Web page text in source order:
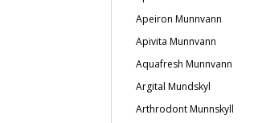
Apeiron Munnvann
Apivita Munnvann
Aquafresh Munnvann
Argital Mundskyl
Arthrodont Munnskyll